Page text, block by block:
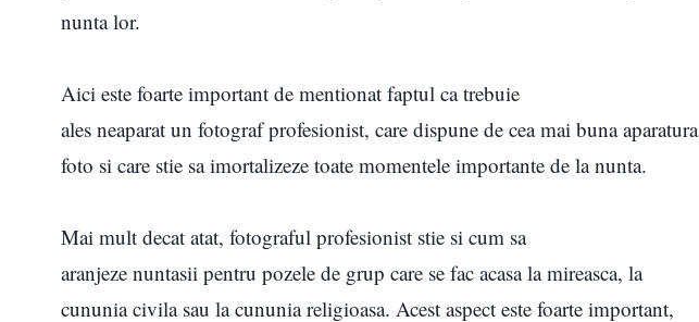
nunta lor.
Aici este foarte important de mentionat faptul ca trebuie
ales neaparat un fotograf profesionist, care dispune de cea mai buna aparatura
foto si care stie sa imortalizeze toate momentele importante de la nunta.
Mai mult decat atat, fotograful profesionist stie si cum sa
aranjeze nuntasii pentru pozele de grup care se fac acasa la mireasca, la
cununia civila sau la cununia religioasa. Acest aspect este foarte important,